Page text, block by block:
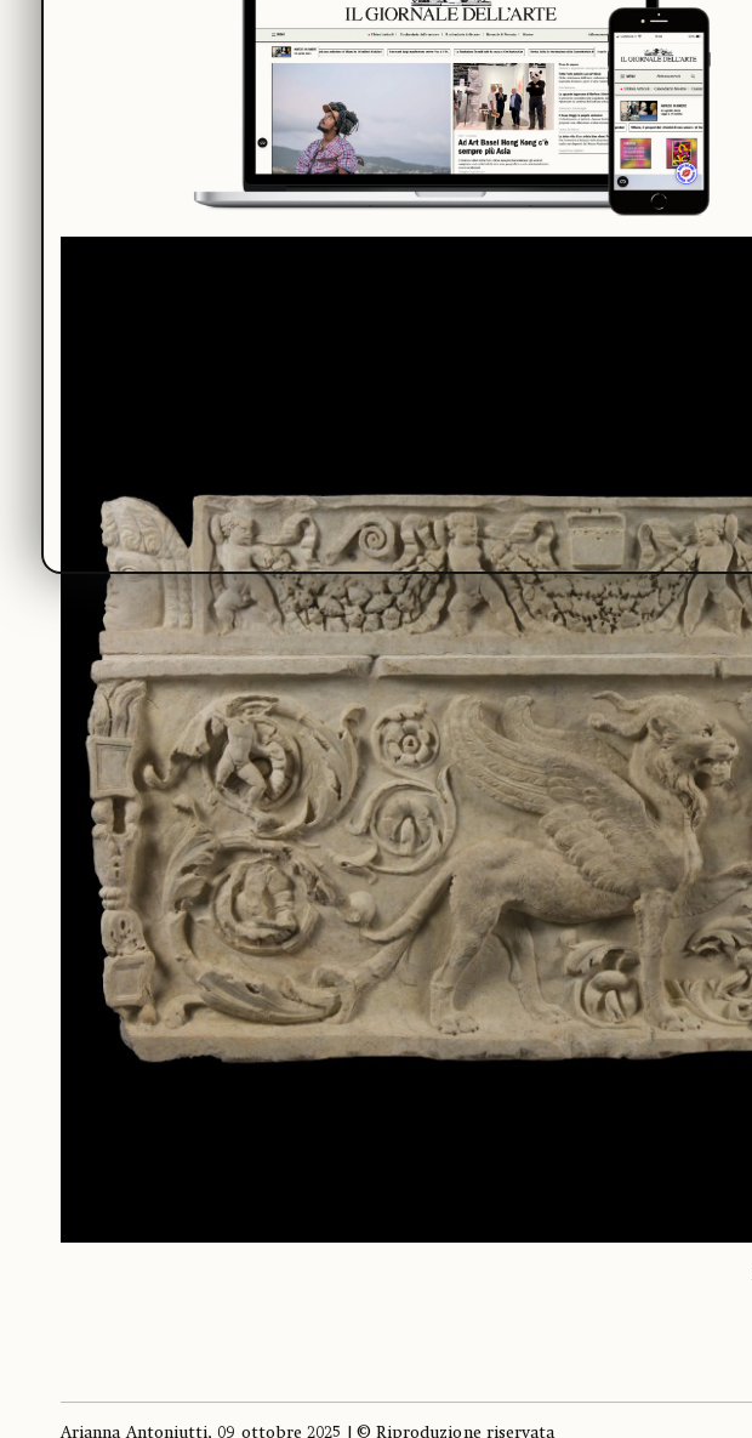
Arianna Antoniutti, 09 ottobre 2025 | © Riproduzione riservata